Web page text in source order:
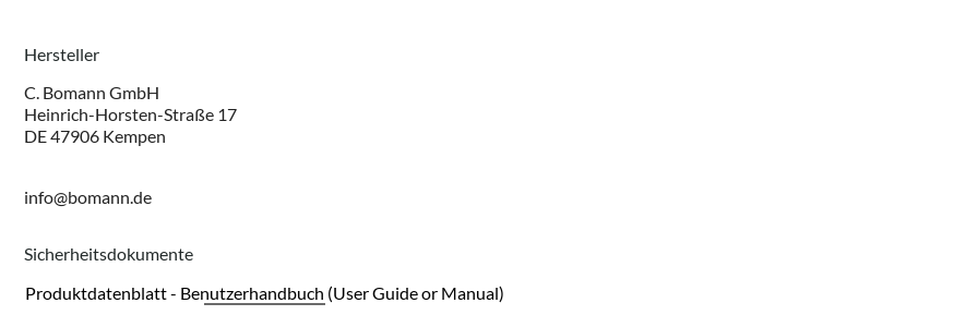
Hersteller
C. Bomann GmbH
Heinrich-Horsten-Straße 17
DE 47906 Kempen
info@bomann.de
Sicherheitsdokumente
Produktdatenblatt - Benutzerhandbuch (User Guide or Manual)